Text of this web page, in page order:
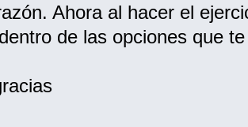
Ahora al hacer el
de las opciones que